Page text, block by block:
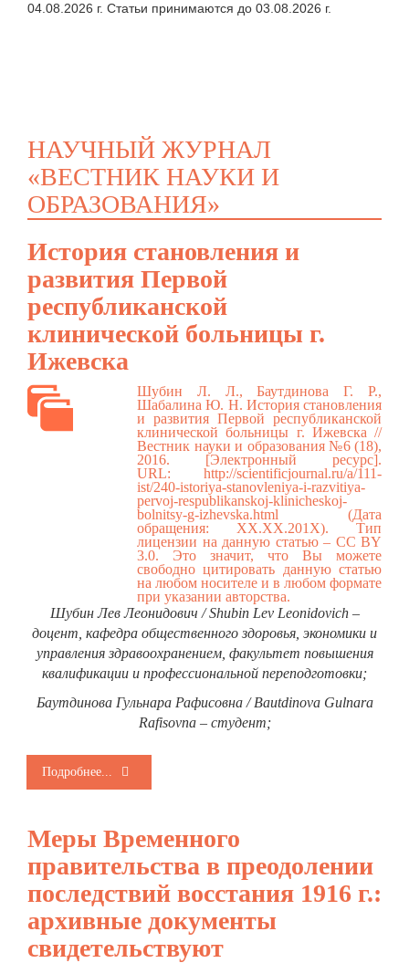
04.08.2026 г. Статьи принимаются до 03.08.2026 г.
НАУЧНЫЙ ЖУРНАЛ
«ВЕСТНИК НАУКИ И
ОБРАЗОВАНИЯ»
История становления и
развития Первой
республиканской
клинической больницы г.
Ижевска
Шубин Л. Л., Баутдинова Г. Р.,
Шабалина Ю. Н. История становления
и развития Первой республиканской
клинической больницы г. Ижевска //
Вестник науки и образования №6 (18),
2016. [Электронный ресурс].
URL: http://scientificjournal.ru/a/111-
ist/240-istoriya-stanovleniya-i-razvitiya-
pervoj-respublikanskoj-klinicheskoj-
bolnitsy-g-izhevska.html (Дата
обращения: ХХ.ХХ.201Х). Тип
лицензии на данную статью – CC BY
3.0. Это значит, что Вы можете
свободно цитировать данную статью
на любом носителе и в любом формате
при указании авторства.
Шубин Лев Леонидович / Shubin Lev Leonidovich –
доцент, кафедра общественного здоровья, экономики и
управления здравоохранением, факультет повышения
квалификации и профессиональной переподготовки;
Баутдинова Гульнара Рафисовна / Bautdinova Gulnara
Rafisovna – студент;
Подробнее...
Меры Временного
правительства в преодолении
последствий восстания 1916 г.:
архивные документы
свидетельствуют